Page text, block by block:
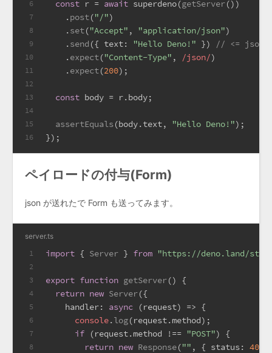
6
7
8
9
10
11
12
13
14
15
16
const r = await superdeno(getServer())
    .
post("/")
    .
set("Accept" , "application/json")
    .
send ({ text: "Hello Deno!" })
// <= json
    .
expect("Content-Type" , /json/)
    .
expect(200);
const body = r.body;
assertEquals (body.text, "Hello Deno!");
});
ペイロードの付与(Form)
json が送れたで Form も送ってみます。
server.ts
1
2
3
4
5
6
7
8
import { Server } from "https://deno.land/
export function getServer() {
return new Server({
handler: async (request) => {
console.log(request.method);
if (request.method !== "POST") {
return new Response("" , { status: 400